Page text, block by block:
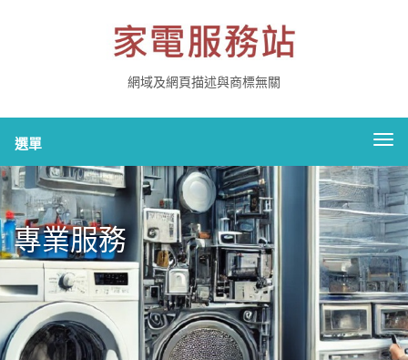
網域及網頁描述與商標無關
選單
切
導
航
專業服務